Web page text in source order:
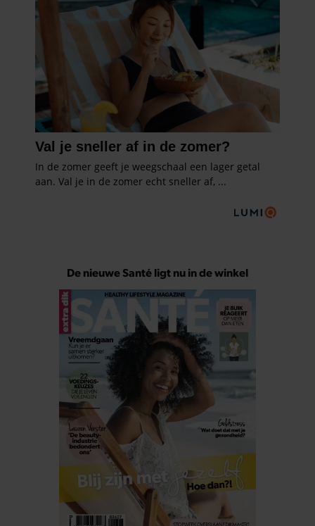
De nieuwe Santé ligt nu in de winkel